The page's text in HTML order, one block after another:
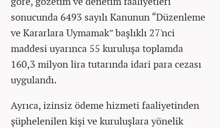
sonucunda 6493 sayılı Kanunun “Düzenleme
ve Kararlara Uymamak” başlıklı 27'nci
maddesi uyarınca 55 kuruluşa toplamda
160,3 milyon lira tutarında idari para cezası
uygulandı.
Ayrıca, izinsiz ödeme hizmeti faaliyetinden
şüphelenilen kişi ve kuruluşlara yönelik